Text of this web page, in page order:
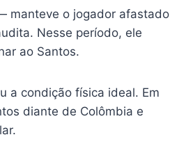
manteve o jogador afastado
Nesse período, ele
ao Santos.
a condição física ideal. Em
diante de Colômbia e